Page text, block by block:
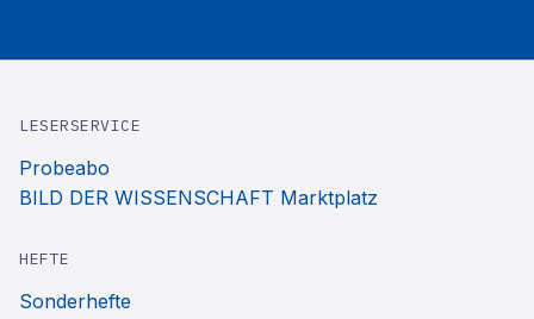
LESERSERVICE
Probeabo
BILD DER WISSENSCHAFT Marktplatz
HEFTE
Sonderhefte